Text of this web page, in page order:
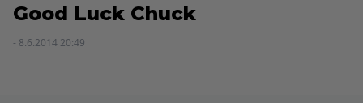
Good Luck Chuck
- 8.6.2014 20:49